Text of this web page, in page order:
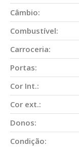
Câmbio:
Combustível:
Carroceria:
Portas:
Cor Int.:
Cor ext.:
Donos:
Condição: